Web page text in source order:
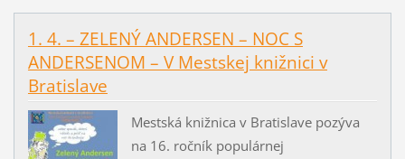
1. 4. – ZELENÝ ANDERSEN – NOC S
ANDERSENOM – V Mestskej knižnici v
Bratislave
Mestská knižnica v Bratislave pozýva
na 16. ročník populárnej